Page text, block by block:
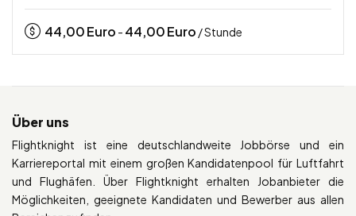
44,00Euro - 44,00Euro / Stunde
Über uns
Flightknight ist eine deutschlandweite Jobbörse und ein
Karriereportal mit einem großen Kandidatenpool für Luftfahrt
und Flughäfen. Über Flightknight erhalten Jobanbieter die
Möglichkeiten, geeignete Kandidaten und Bewerber aus allen